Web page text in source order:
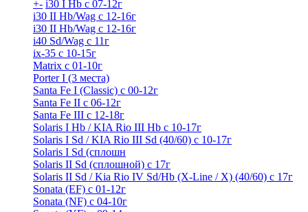
+- i30 I Hb с 07-12г
i30 II Hb/Wag с 12-16г
i30 II Hb/Wag с 12-16г
i40 Sd/Wag с 11г
ix-35 с 10-15г
Matrix с 01-10г
Porter I (3 места)
Santa Fe I (Classic) с 00-12г
Santa Fe II с 06-12г
Santa Fe III c 12-18г
Solaris I Hb / KIA Rio III Hb с 10-17г
Solaris I Sd / KIA Rio III Sd (40/60) с 10-17г
Solaris I Sd (сплошн
Solaris II Sd (сплошной) с 17г
Solaris II Sd / Kia Rio IV Sd/Hb (X-Line / X) (40/60) с 17г
Sonata (EF) с 01-12г
Sonata (NF) с 04-10г